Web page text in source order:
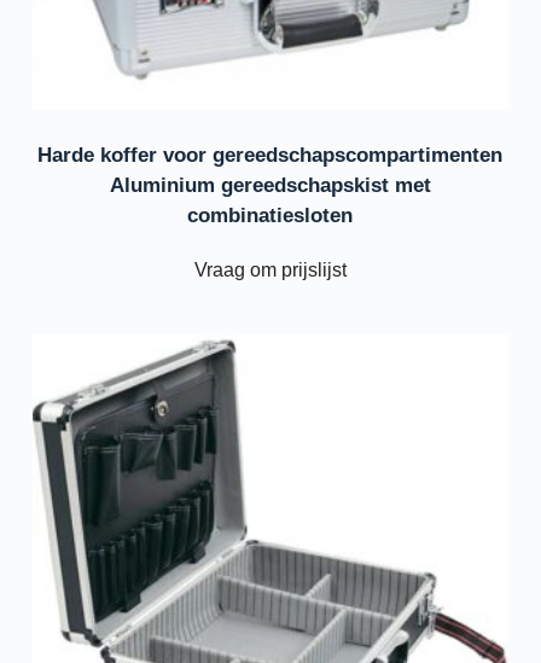
Harde koffer voor gereedschapscompartimenten
Aluminium gereedschapskist met
combinatiesloten
Vraag om prijslijst